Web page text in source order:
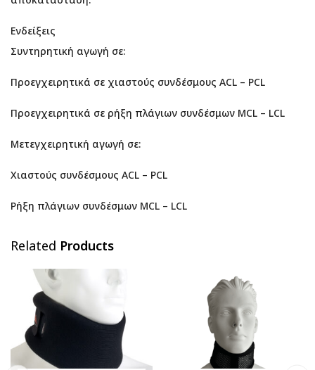
Ενδείξεις
Συντηρητική αγωγή σε:
Προεγχειρητικά σε χιαστούς συνδέσμους ACL – PCL
Προεγχειρητικά σε ρήξη πλάγιων συνδέσμων MCL – LCL
Μετεγχειρητική αγωγή σε:
Χιαστούς συνδέσμους ACL – PCL
Ρήξη πλάγιων συνδέσμων MCL – LCL
Related Products